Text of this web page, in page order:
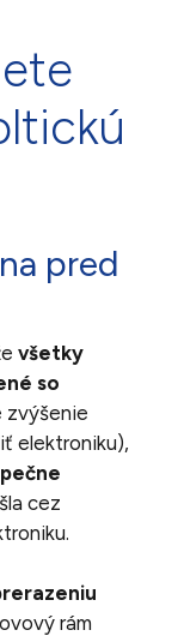
pred
všetky
so
zvýšenie
elektroniku),
cez
rám